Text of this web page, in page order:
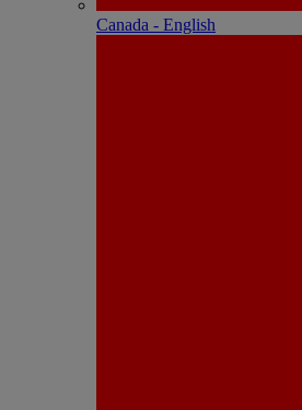
Canada - English